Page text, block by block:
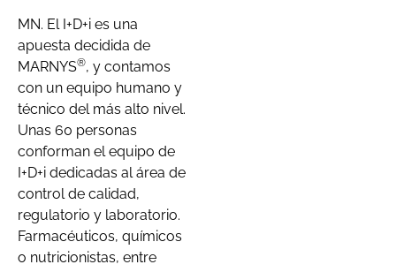
MN. El I+D+i es una
apuesta decidida de
MARNYS®, y contamos
con un equipo humano y
técnico del más alto nivel.
Unas 60 personas
conforman el equipo de
I+D+i dedicadas al área de
control de calidad,
regulatorio y laboratorio.
Farmacéuticos, químicos
o nutricionistas, entre